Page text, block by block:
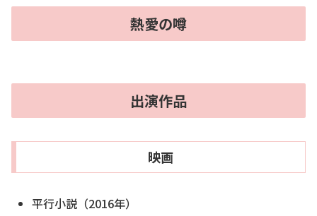
熱愛の噂
出演作品
映画
平行小説（2016年）